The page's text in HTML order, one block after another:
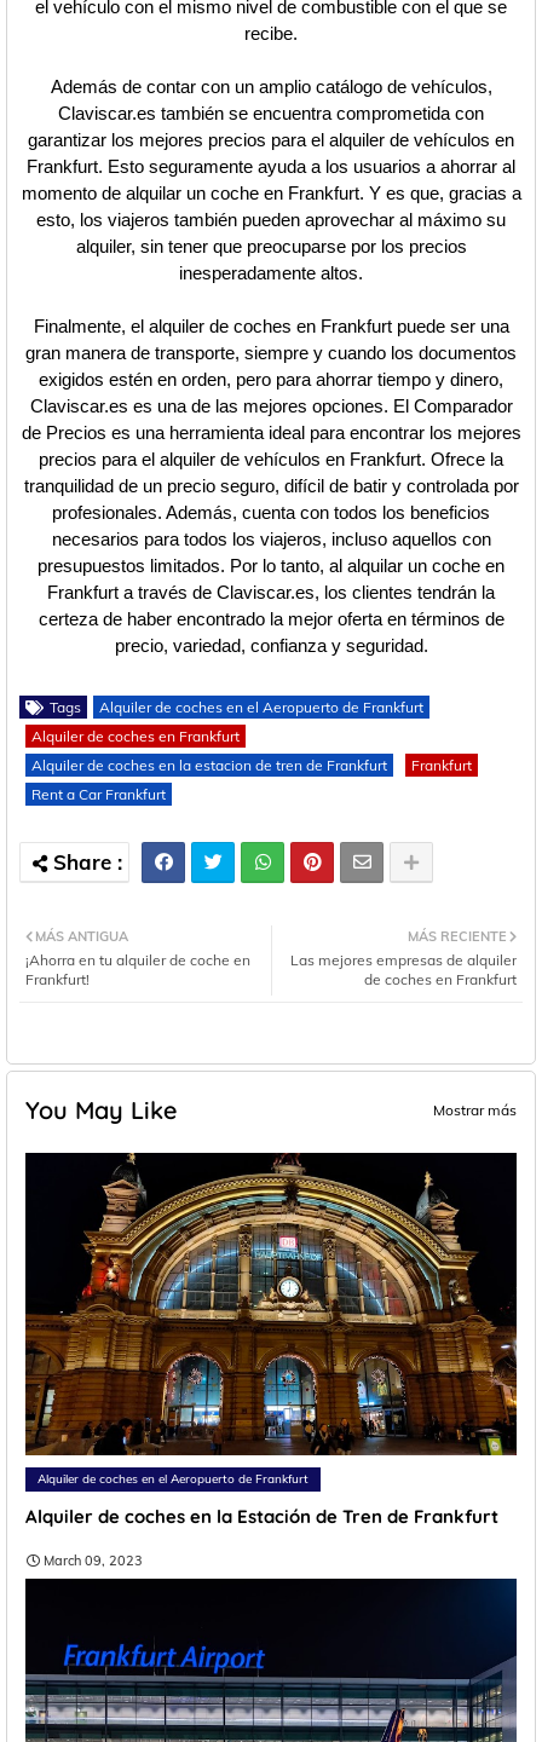
el vehículo con el mismo nivel de combustible con el que se
recibe.
Además de contar con un amplio catálogo de vehículos,
Claviscar.es también se encuentra comprometida con
garantizar los mejores precios para el alquiler de vehículos en
Frankfurt. Esto seguramente ayuda a los usuarios a ahorrar al
momento de alquilar un coche en Frankfurt. Y es que, gracias a
esto, los viajeros también pueden aprovechar al máximo su
alquiler, sin tener que preocuparse por los precios
inesperadamente altos.
Finalmente, el alquiler de coches en Frankfurt puede ser una
gran manera de transporte, siempre y cuando los documentos
exigidos estén en orden, pero para ahorrar tiempo y dinero,
Claviscar.es es una de las mejores opciones. El Comparador
de Precios es una herramienta ideal para encontrar los mejores
precios para el alquiler de vehículos en Frankfurt. Ofrece la
tranquilidad de un precio seguro, difícil de batir y controlada por
profesionales. Además, cuenta con todos los beneficios
necesarios para todos los viajeros, incluso aquellos con
presupuestos limitados. Por lo tanto, al alquilar un coche en
Frankfurt a través de Claviscar.es, los clientes tendrán la
certeza de haber encontrado la mejor oferta en términos de
precio, variedad, confianza y seguridad.
Tags
Alquiler de coches en el Aeropuerto de Frankfurt
Alquiler de coches en Frankfurt
Alquiler de coches en la estacion de tren de Frankfurt
Frankfurt
Rent a Car Frankfurt
MÁS RECIENTE
Las mejores empresas de alquiler
de coches en Frankfurt
MÁS ANTIGUA
¡Ahorra en tu alquiler de coche en
Frankfurt!
You May Like Mostrar más
Alquiler de coches en el Aeropuerto de Frankfurt
Alquiler de coches en la Estación de Tren de Frankfurt
March 09, 2023